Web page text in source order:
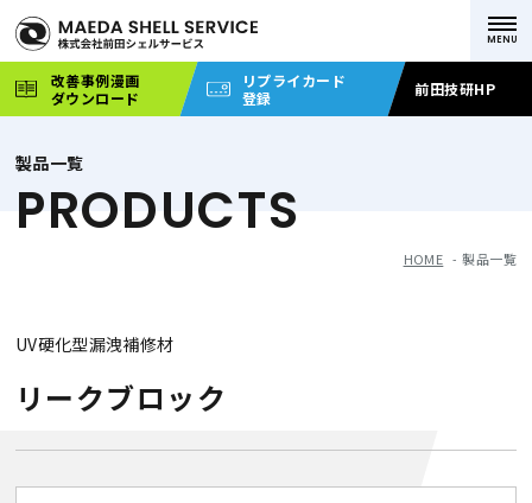
改善事例漫画
ダウンロード
リプライカード
登録
前田技研HP
製品一覧
PRODUCTS
HOME 製品一覧
UV硬化型漏洩補修材
リークブロック